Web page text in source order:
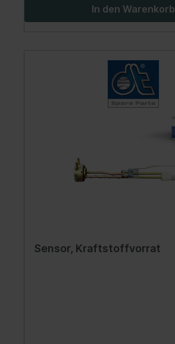
In den Warenkorb
Sensor, Kraftstoffvorrat